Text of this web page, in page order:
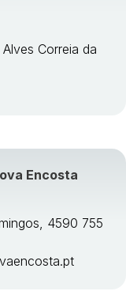
Correia da
Encosta
4590 755